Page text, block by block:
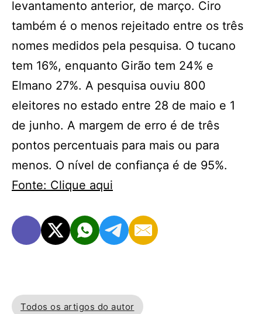
levantamento anterior, de março. Ciro
também é o menos rejeitado entre os três
nomes medidos pela pesquisa. O tucano
tem 16%, enquanto Girão tem 24% e
Elmano 27%. A pesquisa ouviu 800
eleitores no estado entre 28 de maio e 1
de junho. A margem de erro é de três
pontos percentuais para mais ou para
menos. O nível de confiança é de 95%.
Fonte: Clique aqui
Todos os artigos do autor